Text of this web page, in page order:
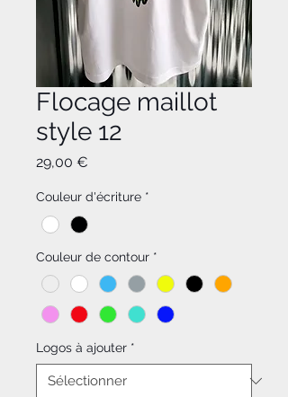
Flocage maillot
style 12
29,00 €
Couleur d'écriture *
Couleur de contour *
Logos à ajouter *